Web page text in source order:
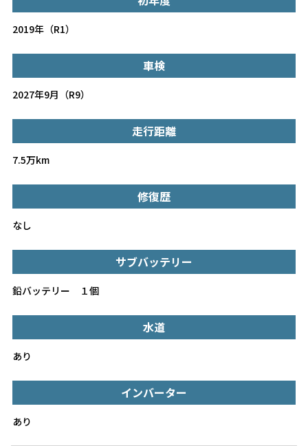
2019年（R1）
車検
2027年9月（R9）
走行距離
7.5万km
修復歴
なし
サブバッテリー
鉛バッテリー １個
水道
あり
インバーター
あり